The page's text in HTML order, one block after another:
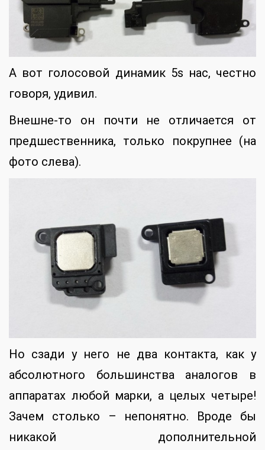
А вот голосовой динамик 5s нас, честно
говоря, удивил.
Внешне-то он почти не отличается от
предшественника, только покрупнее (на
фото слева).
Но сзади у него не два контакта, как у
абсолютного большинства аналогов в
аппаратах любой марки, а целых четыре!
Зачем столько – непонятно. Вроде бы
никакой дополнительной